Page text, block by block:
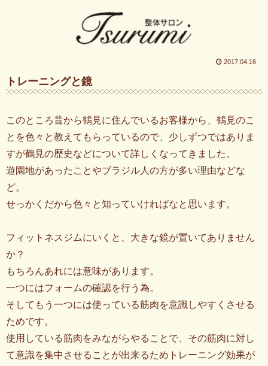
2017.04.16
トレーニングと鏡
このところ昔から鶴見に住んでいるお客様から、鶴見のこ
とを色々と教えてもらっているので、少しずつではありま
すが鶴見の歴史などについて詳しくなってきました。
遊園地があったことやブラジル人の方が多い理由などな
ど。
せっかくだから色々と知っていければなと思います。
フィットネスジムにいくと、大きな鏡が置いてありません
か？
もちろんあれには意味があります。
一つにはフォームの確認を行う為。
そしてもう一つには使っている筋肉を意識しやすくさせる
ためです。
使用している筋肉をみながらやることで、その筋肉に対し
て意識を集中させることが出来るためトレーニング効果が